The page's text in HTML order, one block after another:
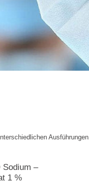
Ausführungen.
–
1 %